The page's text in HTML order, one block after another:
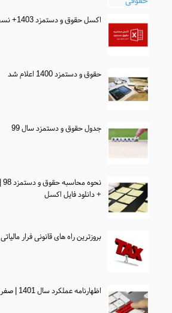
اکسل حقوق و دستمزد 1403+ نسخه رایگان و پشتیبانی قوی
حقوق و دستمزد 1400 اعلام شد
جدول حقوق و دستمزد سال 99
+ دانلود فایل اکسل
بروزترین راه های قانونی فرار مالیاتی
اظهارنامه عملکرد سال 1401 | صفر تا صد آموزش ارسال